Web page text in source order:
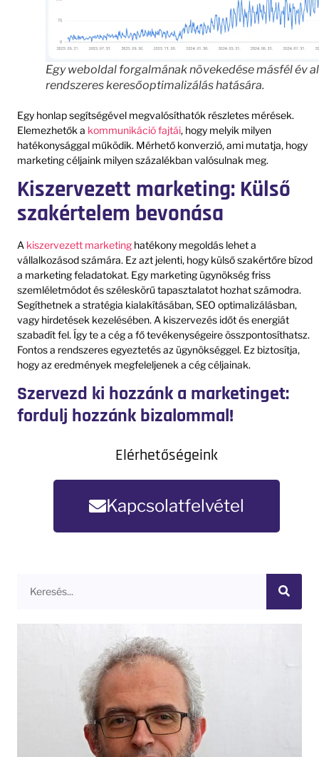
Egy weboldal forgalmának növekedése másfél év
rendszeres keresőoptimalizálás hatására.
Egy honlap segítségével megvalósíthatók részletes mérések.
Elemezhetők a kommunikáció fajtái, hogy melyik milyen
hatékonysággal működik. Mérhető konverzió, ami mutatja, hogy
marketing céljaink milyen százalékban valósulnak meg.
Kiszervezett marketing: Külső
szakértelem bevonása
A kiszervezett marketing hatékony megoldás lehet a
vállalkozásod számára. Ez azt jelenti, hogy külső szakértőre bízod
a marketing feladatokat. Egy marketing ügynökség friss
szemléletmódot és széleskörű tapasztalatot hozhat számodra.
Segíthetnek a stratégia kialakításában, SEO optimalizálásban,
vagy hirdetések kezelésében. A kiszervezés időt és energiát
szabadít fel. Így te a cég a fő tevékenységeire összpontosíthatsz.
Fontos a rendszeres egyeztetés az ügynökséggel. Ez biztosítja,
hogy az eredmények megfeleljenek a cég céljainak.
Szervezd ki hozzánk a marketinget:
fordulj hozzánk bizalommal!
Elérhetőségeink
Kapcsolatfelvétel